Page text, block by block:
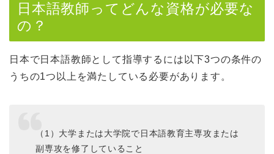
日本語教師ってどんな資格が必要な
の？
日本で日本語教師として指導するには以下3つの条件の
うちの1つ以上を満たしている必要があります。
（1）大学または大学院で日本語教育主専攻または
副専攻を修了していること